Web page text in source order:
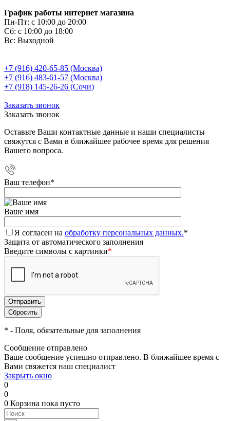
График работы интернет магазина
Пн-Пт: с 10:00 до 20:00
Сб: с 10:00 до 18:00
Вс: Выходной
+7 (916) 420-65-85 (Москва)
+7 (916) 483-61-57 (Москва)
+7 (918) 145-26-26 (Сочи)
Заказать звонок
Заказать звонок
Оставьте Ваши контактные данные и наши специалисты
свяжутся с Вами в ближайшее рабочее время для решения
Вашего вопроса.
Ваш телефон*
Ваше имя
Я согласен на обработку персональных данных.*
Защита от автоматического заполнения
Введите символы с картинки*
* - Поля, обязательные для заполнения
Сообщение отправлено
Ваше сообщение успешно отправлено. В ближайшее время с
Вами свяжется наш специалист
Закрыть окно
0
0
0 Корзина пока пусто